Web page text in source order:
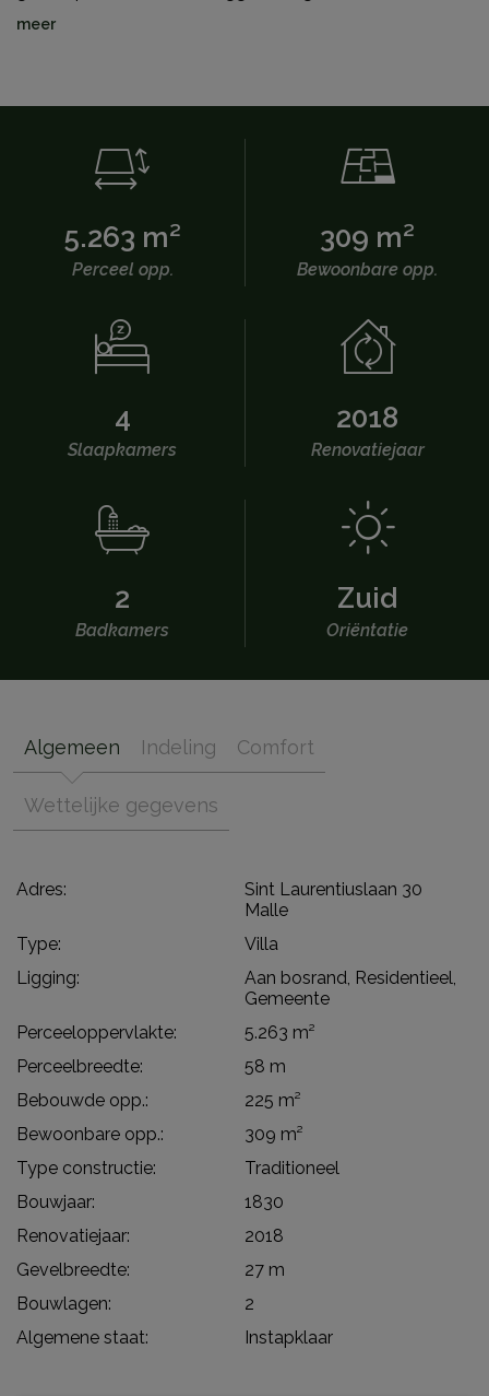
meer
5.263 m²
Perceel opp.
309 m²
Bewoonbare opp.
4
Slaapkamers
2018
Renovatiejaar
2
Badkamers
Zuid
Oriëntatie
Algemeen Indeling Comfort
Wettelijke gegevens
Adres:
Sint Laurentiuslaan 30
Malle
Type:
Villa
Ligging:
Aan bosrand, Residentieel,
Gemeente
Perceeloppervlakte:
5.263 m²
Perceelbreedte:
58 m
Bebouwde opp.:
225 m²
Bewoonbare opp.:
309 m²
Type constructie:
Traditioneel
Bouwjaar:
1830
Renovatiejaar:
2018
Gevelbreedte:
27 m
Bouwlagen:
2
Algemene staat:
Instapklaar